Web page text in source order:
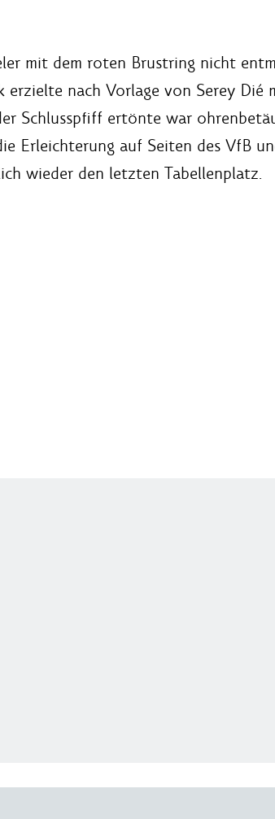
mit dem roten Brustring nicht
nach Vorlage von Serey Dié
Schlusspfiff ertönte war
Erleichterung auf Seiten des VfB
wieder den letzten Tabellenplatz.